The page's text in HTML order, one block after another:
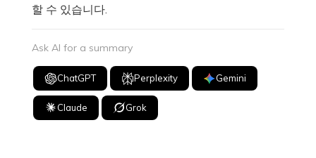
할 수 있습니다.
Ask AI for a summary
ChatGPT Perplexity Gemini
Claude Grok